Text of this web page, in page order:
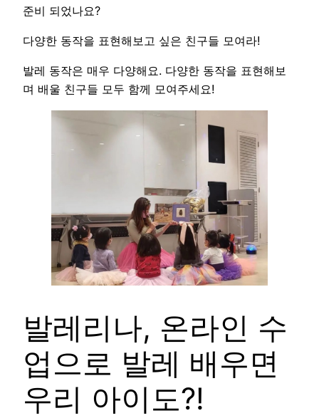
준비 되었나요?
다양한 동작을 표현해보고 싶은 친구들 모여라!
발레 동작은 매우 다양해요. 다양한 동작을 표현해보
며 배울 친구들 모두 함께 모여주세요!
발레리나, 온라인 수
업으로 발레 배우면
우리 아이도?!